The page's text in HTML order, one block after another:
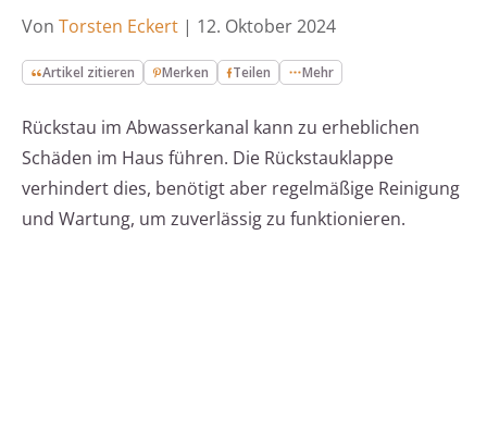
Von Torsten Eckert | 12. Oktober 2024
Artikel zitieren Merken Teilen Mehr
Rückstau im Abwasserkanal kann zu erheblichen
Schäden im Haus führen. Die Rückstauklappe
verhindert dies, benötigt aber regelmäßige Reinigung
und Wartung, um zuverlässig zu funktionieren.